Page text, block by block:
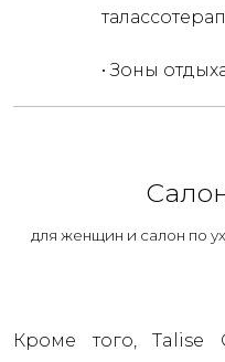
• Зоны
для женщин и салон по
Кроме того, Talise